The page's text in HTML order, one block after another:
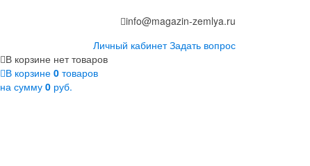
info@magazin-zemlya.ru
Личный кабинет Задать вопрос
В корзине нет товаров
В корзине 0 товаров
на сумму 0 руб.